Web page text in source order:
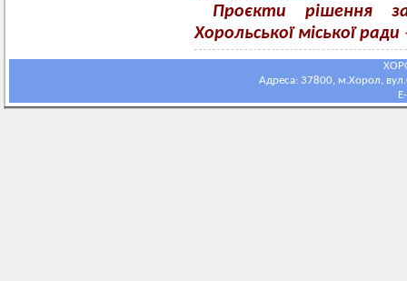
Проєкти рішення
Хорольської міської ради
Адреса: 37800, м.Хорол,